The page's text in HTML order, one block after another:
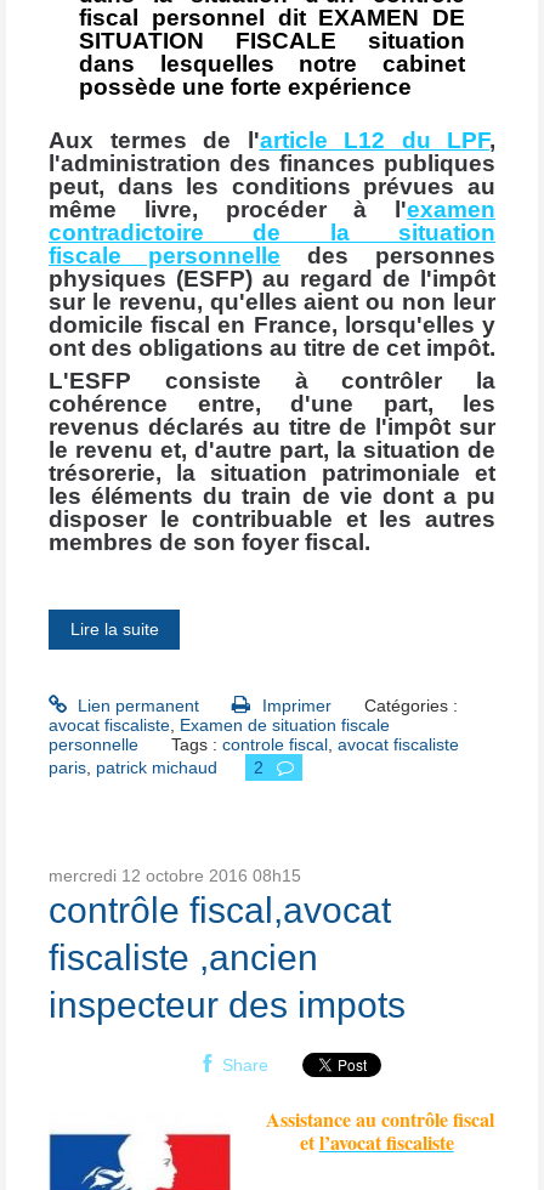
fiscal personnel dit EXAMEN DE
SITUATION FISCALE situation
dans lesquelles notre cabinet
possède une forte expérience
Aux termes de l'article L12 du LPF,
l'administration des finances publiques
peut, dans les conditions prévues au
même livre, procéder à l'examen
contradictoire de la situation
fiscale personnelle des personnes
physiques (ESFP) au regard de l'impôt
sur le revenu, qu'elles aient ou non leur
domicile fiscal en France, lorsqu'elles y
ont des obligations au titre de cet impôt.
L'ESFP consiste à contrôler la
cohérence entre, d'une part, les
revenus déclarés au titre de l'impôt sur
le revenu et, d'autre part, la situation de
trésorerie, la situation patrimoniale et
les éléments du train de vie dont a pu
disposer le contribuable et les autres
membres de son foyer fiscal.
Lire la suite
Lien permanent Imprimer
Catégories :
avocat fiscaliste, Examen de situation fiscale
personnelle
Tags :controle fiscal,avocat fiscaliste
paris, patrick michaud 2
mercredi 12 octobre 2016 08h15
contrôle fiscal,avocat
fiscaliste ,ancien
inspecteur des impots
Share
Assistance au contrôle fiscal
etl’avocat fiscaliste